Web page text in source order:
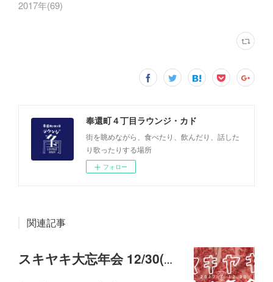
2017年(69)
奉還町４丁目ラウンジ・カド
街を眺めながら、食べたり、飲んだり、話した
り歌ったりする場所
フォロー
関連記事
スキヤキ大忘年会 12/30(土)18:00-21:30